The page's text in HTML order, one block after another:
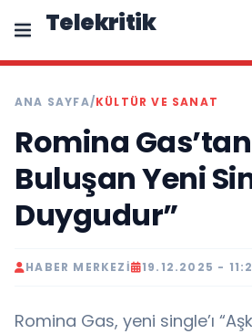
Telekritik
ANA SAYFA/KÜLTÜR VE SANAT
Romina
Buluşan Yeni
Duygudur”
HABER MERKEZI 19.12.2025 -
Romina Gas, yeni single’ı